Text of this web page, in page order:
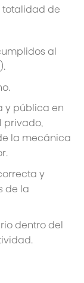
de
al
y pública en
privado,
la mecánica
y
de la
dentro del